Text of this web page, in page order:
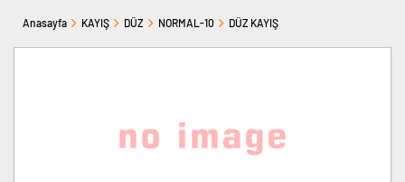
Anasayfa KAYIŞ DÜZ NORMAL-10 DÜZ KAYIŞ